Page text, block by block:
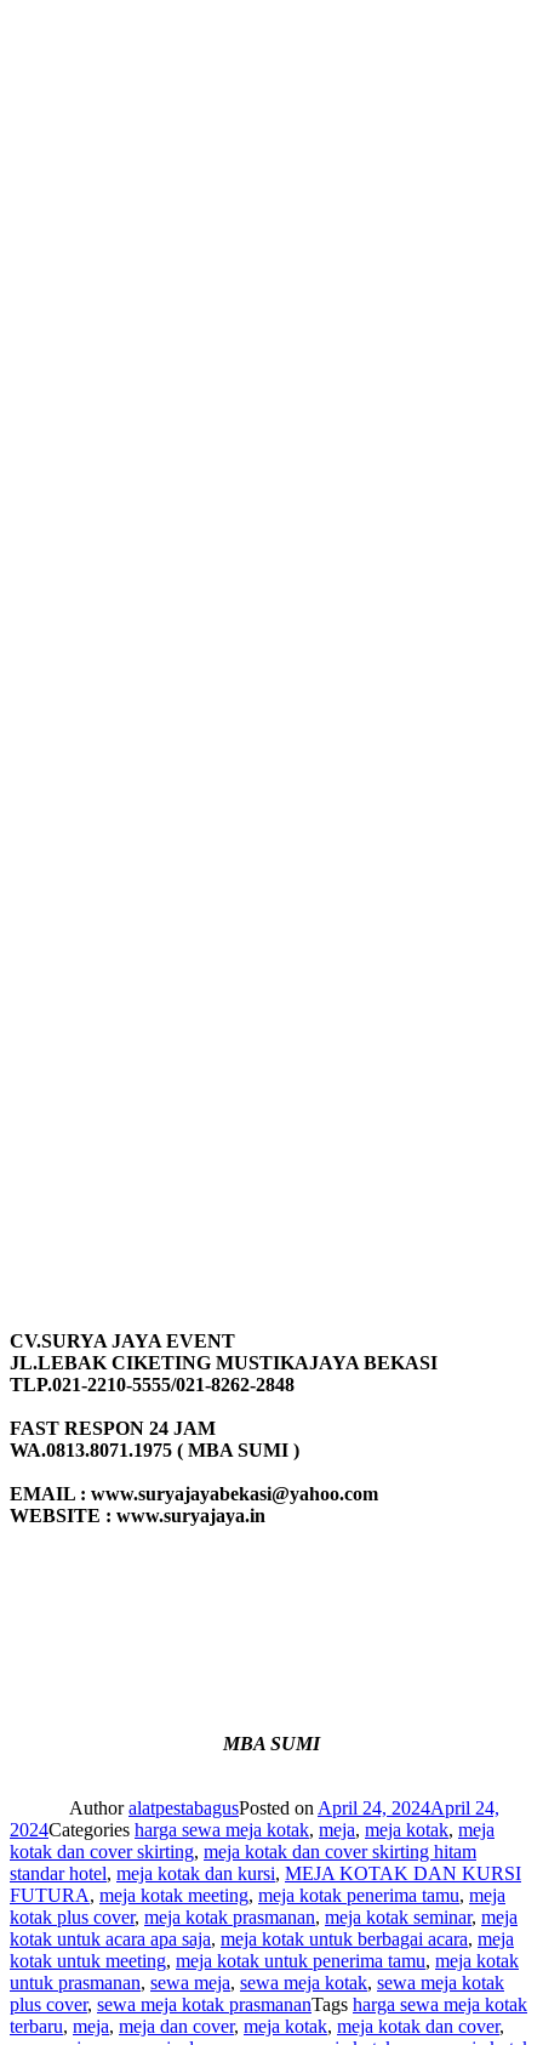
CV.SURYA JAYA EVENT
JL.LEBAK CIKETING MUSTIKAJAYA BEKASI
TLP.021-2210-5555/021-8262-2848
FAST RESPON 24 JAM
WA.0813.8071.1975 ( MBA SUMI )
EMAIL : www.suryajayabekasi@yahoo.com
WEBSITE : www.suryajaya.in
MBA SUMI
AuthoralatpestabagusPosted on April 24, 2024April 24,
2024Categories harga sewa meja kotak, meja, meja kotak, meja
kotak dan cover skirting, meja kotak dan cover skirting hitam
standar hotel, meja kotak dan kursi, MEJA KOTAK DAN KURSI
FUTURA, meja kotak meeting, meja kotak penerima tamu, meja
kotak plus cover, meja kotak prasmanan, meja kotak seminar, meja
kotak untuk acara apa saja, meja kotak untuk berbagai acara, meja
kotak untuk meeting, meja kotak untuk penerima tamu, meja kotak
untuk prasmanan, sewa meja, sewa meja kotak, sewa meja kotak
plus cover, sewa meja kotak prasmananTags harga sewa meja kotak
terbaru, meja, meja dan cover, meja kotak, meja kotak dan cover,